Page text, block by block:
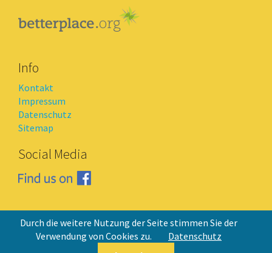
Info
Kontakt
Impressum
Datenschutz
Sitemap
Social Media
© Copyright 2026 Mbonda Lokito Kongo/Kinshasa
Kinderhilfe e.V
Durch die weitere Nutzung der Seite stimmen Sie der
Verwendung von Cookies zu.
Datenschutz